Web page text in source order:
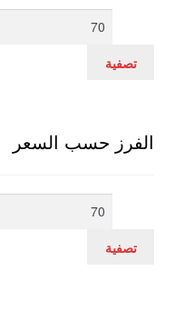
أدنى
تصفية
الفرز حسب السعر
أدنى
تصفية